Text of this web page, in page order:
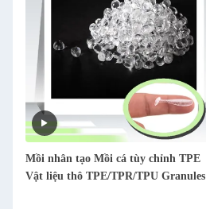
Mồi nhân tạo Mồi cá tùy chỉnh TPE
Vật liệu thô TPE/TPR/TPU Granules